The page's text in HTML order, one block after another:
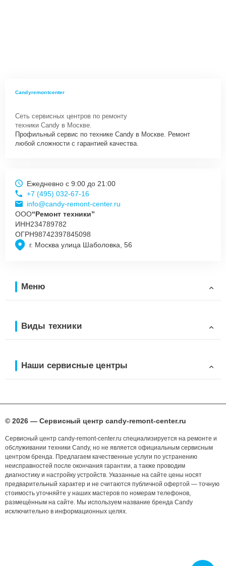
Candyremontcenter
Сеть сервисных центров по ремонту
техники Candy в Москве.
Профильный сервис по технике Candy в Москве. Ремонт
любой сложности с гарантией качества.
г. Москва улица Шаболовка, 56
Ежедневно с 9:00 до 21:00
+7 (495) 032-67-16
info@candy-remont-center.ru
ООО“Ремонт техники”
ИНН234789782
ОГРН98742397845098
Меню
Виды техники
Наши сервисные центры
© 2026 — Сервисный центр candy-remont-center.ru
Сервисный центр candy-remont-center.ru специализируется на ремонте и
обслуживании техники Candy, но не является официальным сервисным
центром бренда. Предлагаем качественные услуги по устранению
неисправностей после окончания гарантии, а также проводим
диагностику и настройку устройств. Указанные на сайте цены носят
предварительный характер и не считаются публичной офертой — точную
стоимость уточняйте у наших мастеров по номерам телефонов,
размещённым на сайте. Мы используем название бренда Candy
исключительно в информационных целях.